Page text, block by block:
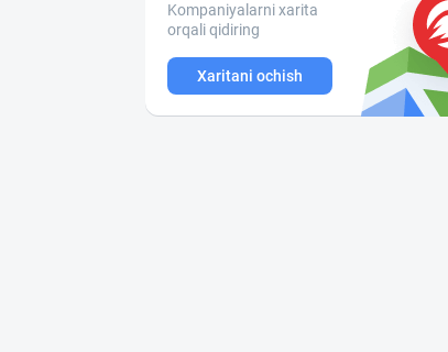
Kompaniyalarni xarita
orqali qidiring
Xaritani ochish